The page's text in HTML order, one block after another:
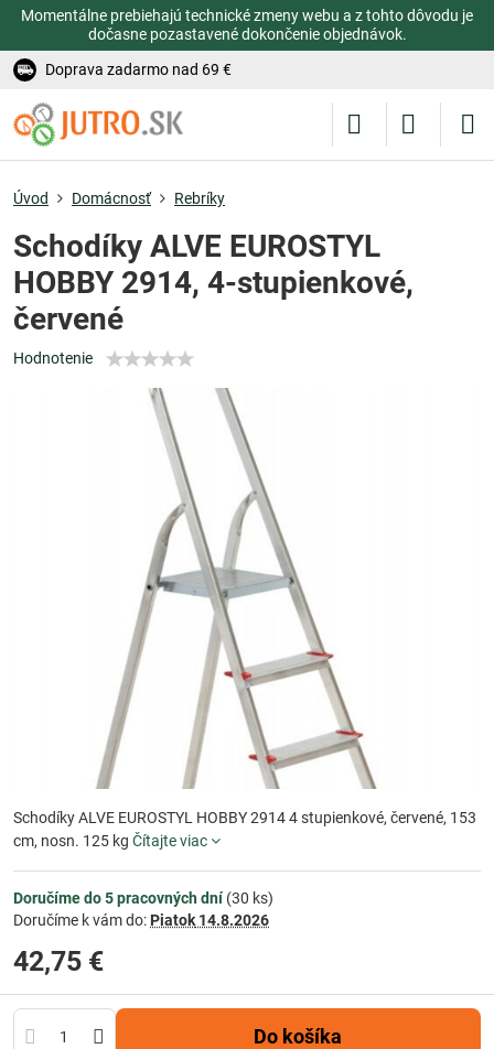
Momentálne prebiehajú technické zmeny webu a z tohto dôvodu je
dočasne pozastavené dokončenie objednávok.
Doprava zadarmo nad 69 €
Úvod Domácnosť Rebríky
Schodíky ALVE EUROSTYL
HOBBY 2914, 4-stupienkové,
červené
Hodnotenie
Schodíky ALVE EUROSTYL HOBBY 2914 4 stupienkové, červené, 153
cm, nosn. 125 kg Čítajte viac
Doručíme do 5 pracovných dní(30 ks)
Doručíme k vám do: Piatok 14.8.2026
42,75 €
Do košíka